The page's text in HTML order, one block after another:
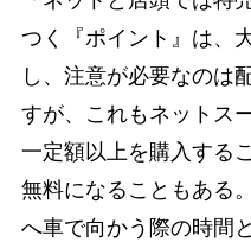
つく『ポイント』は、
し、注意が必要なのは
すが、これもネットス
一定額以上を購入する
無料になることもある
へ車で向かう際の時間